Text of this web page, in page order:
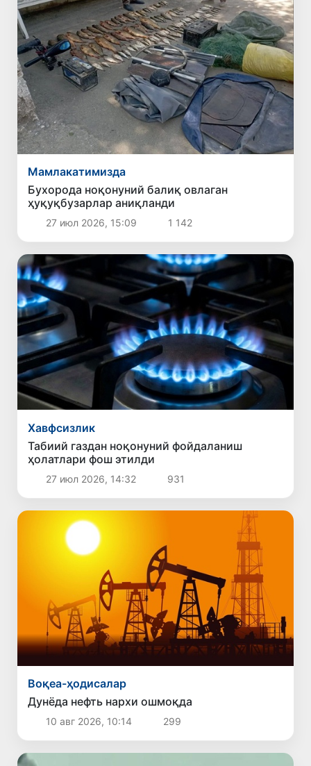
Мамлакатимизда
Бухорода ноқонуний балиқ овлаган
ҳуқуқбузарлар аниқланди
27 июл 2026, 15:09 1 142
Хавфсизлик
Табиий газдан ноқонуний фойдаланиш
ҳолатлари фош этилди
27 июл 2026, 14:32 931
Воқеа-ҳодисалар
Дунёда нефть нархи ошмоқда
10 авг 2026, 10:14 299